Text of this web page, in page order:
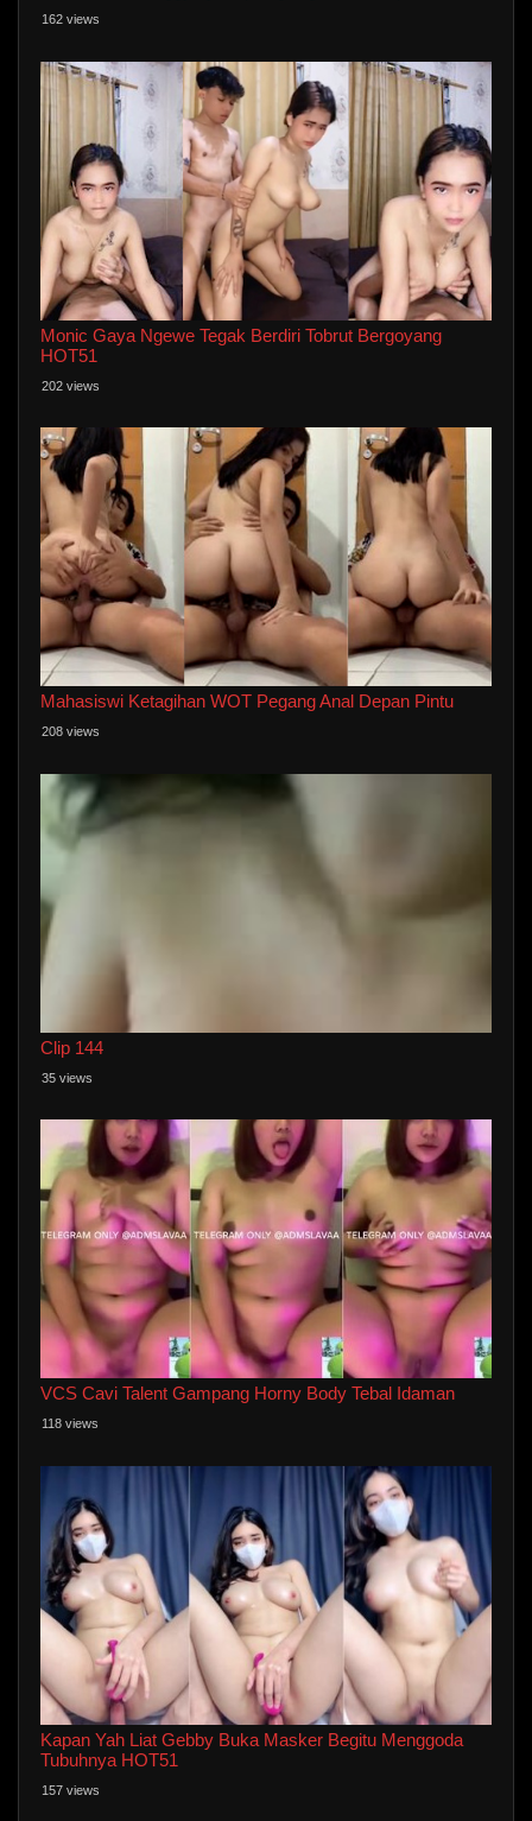
162 views
Monic Gaya Ngewe Tegak Berdiri Tobrut Bergoyang
HOT51
202 views
Mahasiswi Ketagihan WOT Pegang Anal Depan Pintu
208 views
Clip 144
35 views
VCS Cavi Talent Gampang Horny Body Tebal Idaman
118 views
Kapan Yah Liat Gebby Buka Masker Begitu Menggoda
Tubuhnya HOT51
157 views